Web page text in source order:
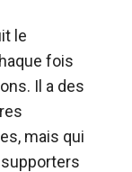
le
fois
Il a des
mais qui